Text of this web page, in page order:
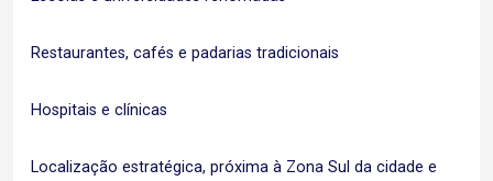
Restaurantes, cafés e padarias tradicionais
Hospitais e clínicas
Localização estratégica, próxima à Zona Sul da cidade e